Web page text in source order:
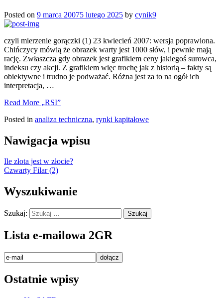
Posted on 9 marca 20075 lutego 2025 by cynik9
czyli mierzenie gorączki (1) 23 kwiecień 2007: wersja poprawiona.
Chińczycy mówią że obrazek warty jest 1000 słów, i pewnie mają
rację. Zwłaszcza gdy obrazek jest grafikiem ceny jakiegoś surowca,
indeksu czy akcji. Z grafikiem więc trochę jak z historią – fakty są
obiektywne i trudno je podważać. Różna jest za to na ogół ich
interpretacja, …
Read More „RSI”
Posted in analiza techniczna, rynki kapitałowe
Nawigacja wpisu
Ile złota jest w złocie?
Czwarty Filar (2)
Wyszukiwanie
Szukaj:
Lista e-mailowa 2GR
Ostatnie wpisy